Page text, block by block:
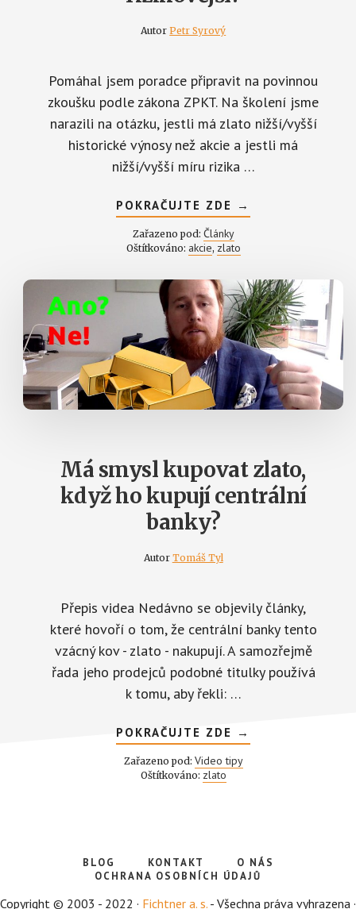
AutorPetr Syrový
Pomáhal jsem poradce připravit na povinnou
zkoušku podle zákona ZPKT. Na školení jsme
narazili na otázku, jestli má zlato nižší/vyšší
historické výnosy než akcie a jestli má
nižší/vyšší míru rizika …
POKRAČUJTE ZDE ABOUT
ZLATO
–
VÝNOSNĚJŠÍ
A
KDO
RIZIKOVĚJŠÍ?
→
Zařazeno pod: Články
Oštítkováno: akcie, zlato
Má smysl kupovat zlato,
když ho kupují centrální
banky?
Autor Tomáš Tyl
Přepis videa Nedávno se objevily články,
které hovoří o tom, že centrální banky tento
vzácný kov - zlato - nakupují. A samozřejmě
řada jeho prodejců podobné titulky používá
k tomu, aby řekli: …
POKRAČUJTE ZDE ABOUT
MÁ
SMYSL
KUPOVAT
→
Zařazeno pod: Video tipy
Oštítkováno: zlato
BLOG KONTAKT
O NÁS
OCHRANA OSOBNÍCH ÚDAJŮ
Copyright © 2003 - 2022 · Fichtner a. s. - Všechna práva vyhrazena ·